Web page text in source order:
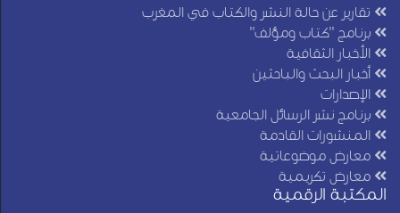
تقارير عن حالة النشر والكتاب في المغرب
برنامج "كتاب ومؤلف"
الأخبار الثقافية
أخبار البحث والباحثين
الإصدارات
برنامج نشر الرسائل الجامعية
المنشورات القادمة
معارض موضوعاتية
معارض تكريمية
المكتبة الرقمية